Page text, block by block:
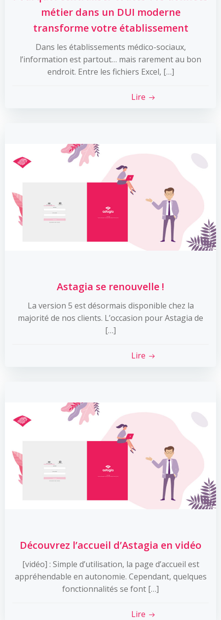
métier dans un DUI moderne
transforme votre établissement
Dans les établissements médico-sociaux,
l’information est partout… mais rarement au bon
endroit. Entre les fichiers Excel, […]
Lire
Astagia se renouvelle !
La version 5 est désormais disponible chez la
majorité de nos clients. L’occasion pour Astagia de
[…]
Lire
Découvrez l’accueil d’Astagia en vidéo
[vidéo] : Simple d’utilisation, la page d’accueil est
appréhendable en autonomie. Cependant, quelques
fonctionnalités se font […]
Lire